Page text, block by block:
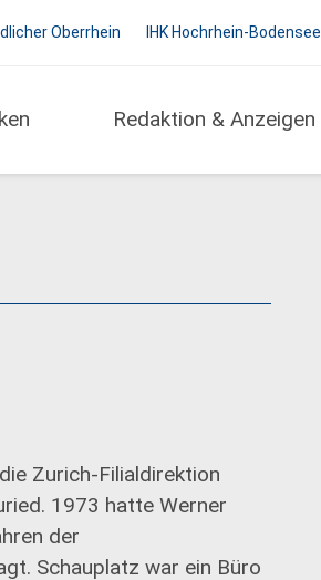
Oberrhein IHK Hochrhein-Bodensee
Redaktion & Anzeigen
Zurich-Filialdirektion
1973 hatte Werner
der
Schauplatz war ein Büro